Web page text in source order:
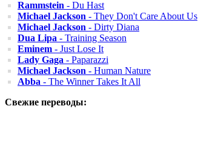
Rammstein - Du Hast
Michael Jackson - They Don't Care About Us
Michael Jackson - Dirty Diana
Dua Lipa - Training Season
Eminem - Just Lose It
Lady Gaga - Paparazzi
Michael Jackson - Human Nature
Abba - The Winner Takes It All
Свежие переводы: